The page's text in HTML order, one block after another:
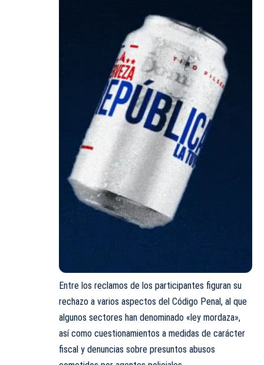
Entre los reclamos de los participantes figuran su
rechazo a varios aspectos del Código Penal, al que
algunos sectores han denominado «ley mordaza»,
así como cuestionamientos a medidas de carácter
fiscal y denuncias sobre presuntos abusos